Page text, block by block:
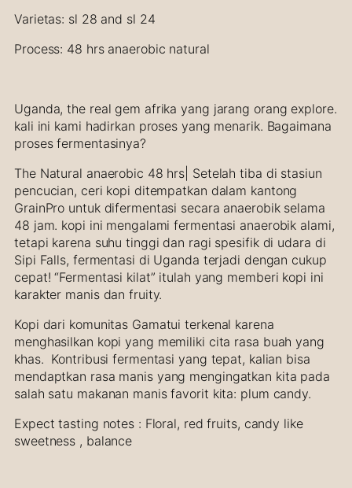
t
u
A
n
a
r
o
b
i
c
q
u
a
n
t
i
t
y
Varietas: sl 28 and sl 24
Process: 48 hrs anaerobic natural
Uganda, the real gem afrika yang jarang orang explore.
kali ini kami hadirkan proses yang menarik. Bagaimana
proses fermentasinya?
The Natural anaerobic 48 hrs| Setelah tiba di stasiun
pencucian, ceri kopi ditempatkan dalam kantong
GrainPro untuk difermentasi secara anaerobik selama
48 jam. kopi ini mengalami fermentasi anaerobik alami,
tetapi karena suhu tinggi dan ragi spesifik di udara di
Sipi Falls, fermentasi di Uganda terjadi dengan cukup
cepat! “Fermentasi kilat” itulah yang memberi kopi ini
karakter manis dan fruity.
Kopi dari komunitas Gamatui terkenal karena
menghasilkan kopi yang memiliki cita rasa buah yang
khas. Kontribusi fermentasi yang tepat, kalian bisa
mendaptkan rasa manis yang mengingatkan kita pada
salah satu makanan manis favorit kita: plum candy.
Expect tasting notes : Floral, red fruits, candy like
sweetness , balance